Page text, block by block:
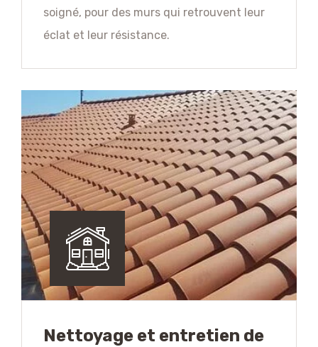
soigné, pour des murs qui retrouvent leur
éclat et leur résistance.
Nettoyage et entretien de